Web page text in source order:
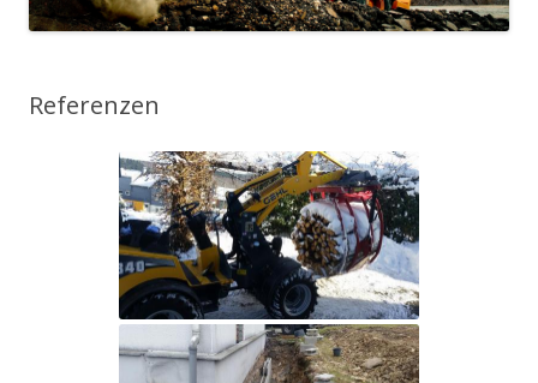
Referenzen